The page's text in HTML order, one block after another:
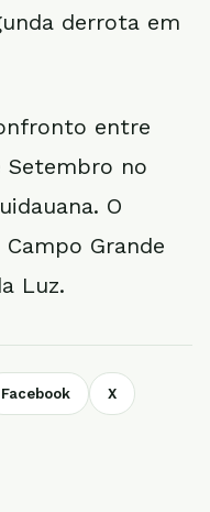
derrota em
entre
Setembro no
O
Grande
Luz.
Facebook X